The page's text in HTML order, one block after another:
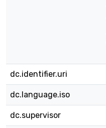
dc.identifier.uri
dc.language.iso
dc.supervisor